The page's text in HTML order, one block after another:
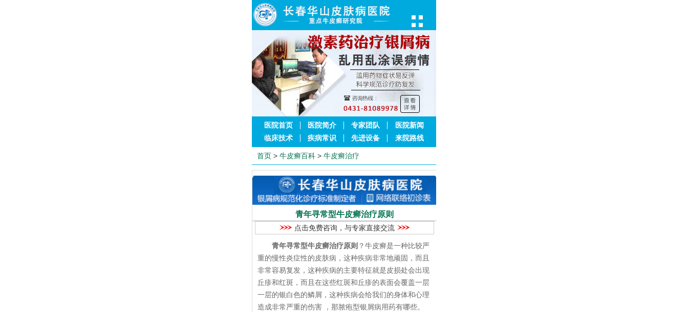
医院首页 医院简介 专家团队
医院新闻
临床技术
疾病常识 先进设备 来院路线
首页 > 牛皮癣百科 > 牛皮癣治疗
青年寻常型牛皮癣治疗原则
点击免费咨询，与专家直接交流
青年寻常型牛皮癣治疗原则 ？牛皮癣是一种比较严
重的慢性炎症性的皮肤病，这种疾病非常地顽固，而且
非常容易复发，这种疾病的主要特征就是皮损处会出现
丘疹和红斑，而且在这些红斑和丘疹的表面会覆盖一层
一层的银白色的鳞屑，这种疾病会给我们的身体和心理
造成非常严重的伤害 ，那脓疱型银屑病用药有哪些。